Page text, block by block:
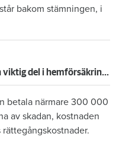
bakom stämningen, i
Ansvarsskyddet – en viktig del i hemförsäkringen
betala närmare 300 000
av skadan, kostnaden